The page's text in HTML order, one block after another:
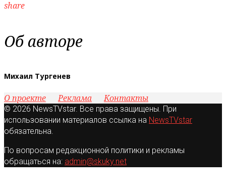
share
Об авторе
Михаил Тургенев
О проекте Реклама Контакты
© 2026 NewsTVstar. Все права защищены. При
использовании материалов ссылка на NewsTVstar
обязательна.
По вопросам редакционной политики и рекламы
обращаться на: admin@skuky.net